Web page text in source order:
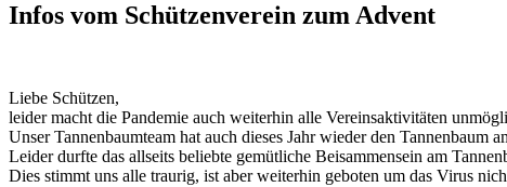
Infos vom Schützenverein zum Advent
Liebe Schützen,
leider macht die Pandemie auch weiterhin alle Vereinsaktivitäten
Unser Tannenbaumteam hat auch dieses Jahr wieder den Tannenbaum
Leider durfte das allseits beliebte gemütliche Beisammensein am
Dies stimmt uns alle traurig, ist aber weiterhin geboten um das Virus